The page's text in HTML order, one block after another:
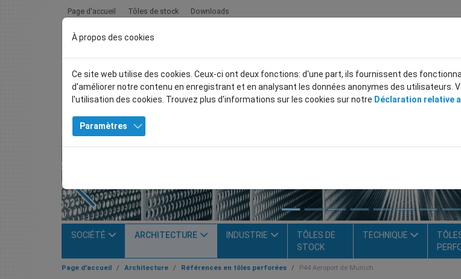
Page d'accueil Tôles de stock Downloads
zurück
SOCIÉTÉ ARCHITECTURE INDUSTRIE
TÔLES DE
STOCK
TECHNIQUE
Page d'accueil Architecture Références en tôles perforées P44 Aeroport de Munich
À propos des cookies
Ce site web utilise des cookies. Ceux-ci ont deux fonctions: d'une part, ils fournissent des
d'améliorer notre contenu en enregistrant et en analysant les données anonymes des
l'utilisation des cookies. Trouvez plus d'informations sur les cookies sur notre Déclaration relative
Paramètres